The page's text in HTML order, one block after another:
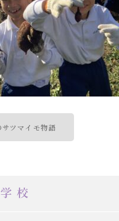
ドセルについて
follow us
ツマイモ物語